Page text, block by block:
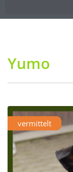
Yumo
vermittelt